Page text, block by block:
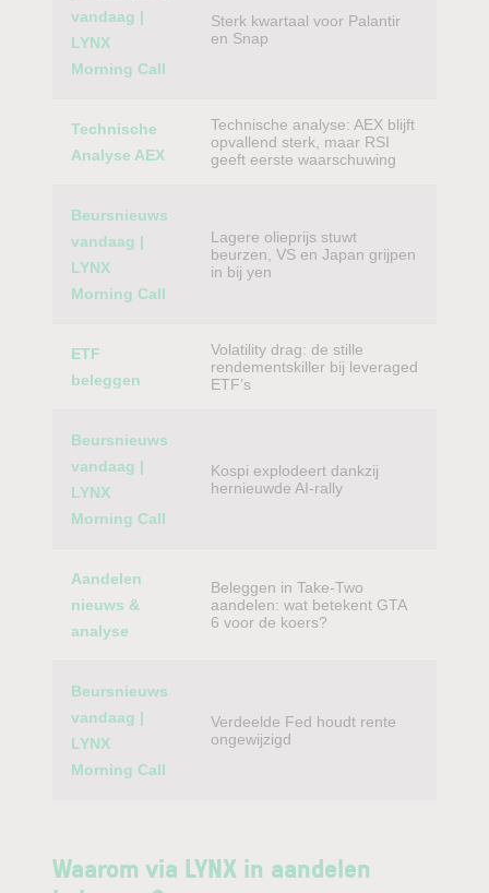
vandaag |
LYNX
Morning Call
Sterk kwartaal voor Palantir
en Snap
Technische
Analyse AEX
Technische analyse: AEX blijft
opvallend sterk, maar RSI
geeft eerste waarschuwing
Beursnieuws
vandaag |
LYNX
Morning Call
Lagere olieprijs stuwt
beurzen, VS en Japan grijpen
in bij yen
ETF
beleggen
Volatility drag: de stille
rendementskiller bij leveraged
ETF’s
Beursnieuws
vandaag |
LYNX
Morning Call
Kospi explodeert dankzij
hernieuwde AI-rally
Aandelen
nieuws &
analyse
Beleggen in Take-Two
aandelen: wat betekent GTA
6 voor de koers?
Beursnieuws
vandaag |
LYNX
Morning Call
Verdeelde Fed houdt rente
ongewijzigd
Waarom via LYNX in aandelen